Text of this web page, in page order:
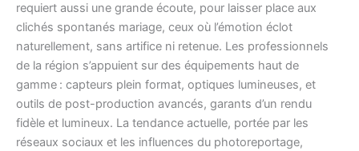
requiert aussi une grande écoute, pour laisser place aux
clichés spontanés mariage, ceux où l’émotion éclot
naturellement, sans artifice ni retenue. Les professionnels
de la région s’appuient sur des équipements haut de
gamme : capteurs plein format, optiques lumineuses, et
outils de post-production avancés, garants d’un rendu
fidèle et lumineux. La tendance actuelle, portée par les
réseaux sociaux et les influences du photoreportage,